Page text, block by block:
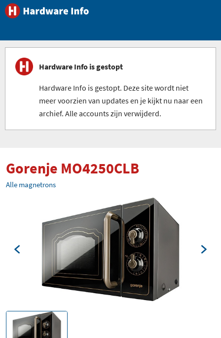
Hardware Info is gestopt
Hardware Info is gestopt. Deze site wordt niet
meer voorzien van updates en je kijkt nu naar een
archief. Alle accounts zijn verwijderd.
Gorenje MO4250CLB
Alle magnetrons